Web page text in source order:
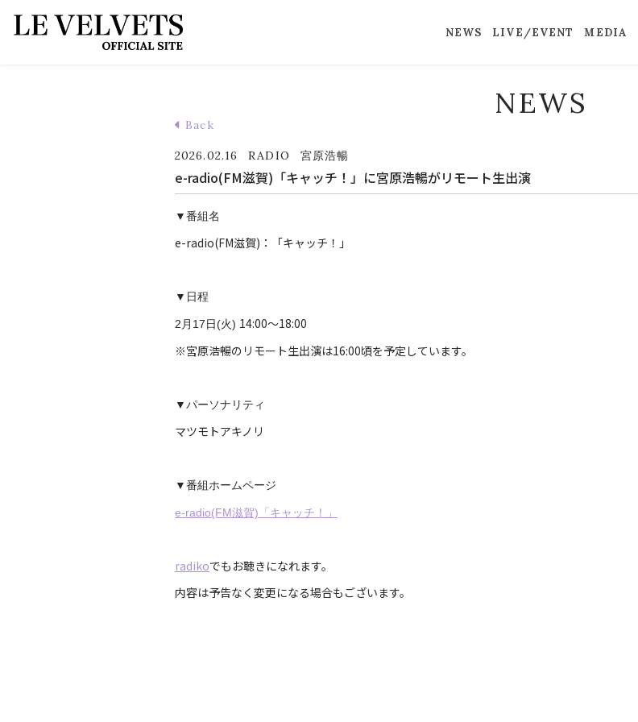
NEWS LIVE/EVENT MEDIA
NEWS
Back
2026.02.16 RADIO 宮原浩暢
e-radio(FM滋賀)「キャッチ！」に宮原浩暢がリモート生出演
▼番組名
e-radio(FM滋賀)：「キャッチ！」
▼日程
2月17日(火) 14:00～18:00
※宮原浩暢のリモート生出演は16:00頃を予定しています。
▼パーソナリティ
マツモトアキノリ
▼番組ホームページ
e-radio(FM滋賀)「キャッチ！」
radikoでもお聴きになれます。
内容は予告なく変更になる場合もございます。